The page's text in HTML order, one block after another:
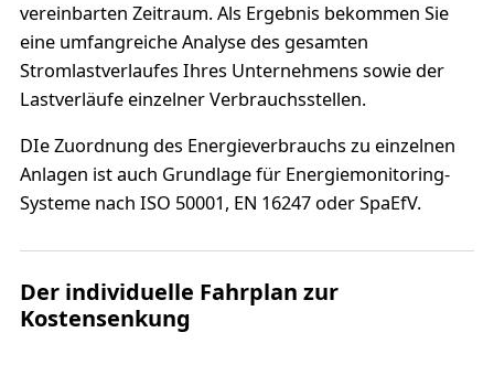
vereinbarten Zeitraum. Als Ergebnis bekommen Sie
eine umfangreiche Analyse des gesamten
Stromlastverlaufes Ihres Unternehmens sowie der
Lastverläufe einzelner Verbrauchsstellen.
DIe Zuordnung des Energieverbrauchs zu einzelnen
Anlagen ist auch Grundlage für Energiemonitoring-
Systeme nach ISO 50001, EN 16247 oder SpaEfV.
Der individuelle Fahrplan zur
Kostensenkung